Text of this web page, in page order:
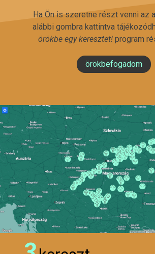
Ha Ön is szeretne részt venni az
alábbi gombra kattintva
örökbe egy keresztet!program
örökbefogadom